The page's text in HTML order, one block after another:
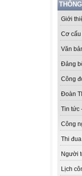
Giới
Cơ
Văn
Đảng
Công
Đoàn
Tin tức
Công
Thi
Người
Lịch